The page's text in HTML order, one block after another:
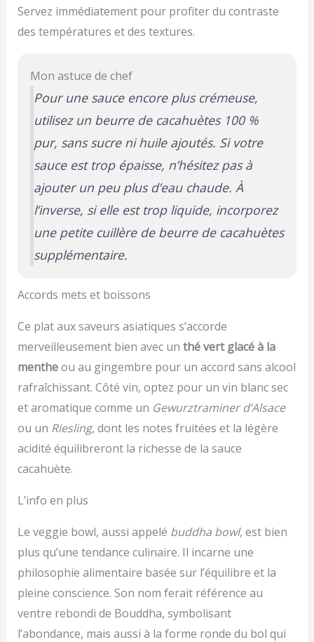
Servez immédiatement pour profiter du contraste
des températures et des textures.
Mon astuce de chef
Pour une sauce encore plus crémeuse,
utilisez un beurre de cacahuètes 100 %
pur, sans sucre ni huile ajoutés. Si votre
sauce est trop épaisse, n’hésitez pas à
ajouter un peu plus d’eau chaude. À
l’inverse, si elle est trop liquide, incorporez
une petite cuillère de beurre de cacahuètes
supplémentaire.
Accords mets et boissons
Ce plat aux saveurs asiatiques s’accorde
merveilleusement bien avec un thé vert glacé à la
mentheou au gingembre pour un accord sans alcool
rafraîchissant. Côté vin, optez pour un vin blanc sec
et aromatique comme un Gewurztraminer d’Alsace
ou un Riesling, dont les notes fruitées et la légère
acidité équilibreront la richesse de la sauce
cacahuète.
L’info en plus
Le veggie bowl, aussi appelé buddha bowl, est bien
plus qu’une tendance culinaire. Il incarne une
philosophie alimentaire basée sur l’équilibre et la
pleine conscience. Son nom ferait référence au
ventre rebondi de Bouddha, symbolisant
l’abondance, mais aussi à la forme ronde du bol qui